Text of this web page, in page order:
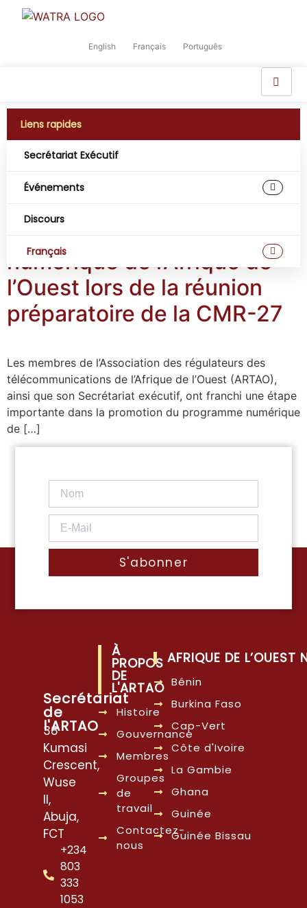
English Français Português
Liens rapides
Secrétariat Exécutif
Événements
Discours
Français
Jour :18 août 2025
Les membres de l’ARTAO
numérique de l’Afrique de
l’Ouest lors de la réunion
préparatoire de la CMR-27
Les membres de l’Association des régulateurs des
télécommunications de l’Afrique de l’Ouest (ARTAO),
ainsi que son Secrétariat exécutif, ont franchi une étape
importante dans la promotion du programme numérique
de […]
S'abonner
Secrétariat
de
l'ARTAO
38
Kumasi
Crescent,
Wuse
II,
Abuja,
FCT
+234
803
333
1053
À
PROPOS
DE
L'ARTAO
Histoire
Gouvernance
Membres
Groupes
de
travail
Contactez-
nous
AFRIQUE DE L’OUEST
Bénin
Burkina Faso
Cap-Vert
Côte d'Ivoire
La Gambie
Ghana
Guinée
Guinée Bissau